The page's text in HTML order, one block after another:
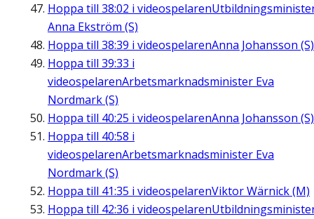
Hoppa till 38:02 i videospelaren
Anna Ekström (S)
Hoppa till 38:39 i videospelarenAnna Johansson (S)
Hoppa till 39:33 i
videospelarenArbetsmarknadsminister Eva
Nordmark (S)
Hoppa till 40:25 i videospelarenAnna Johansson (S)
Hoppa till 40:58 i
videospelarenArbetsmarknadsminister Eva
Nordmark (S)
Hoppa till 41:35 i videospelarenViktor Wärnick (M)
Hoppa till 42:36 i videospelaren